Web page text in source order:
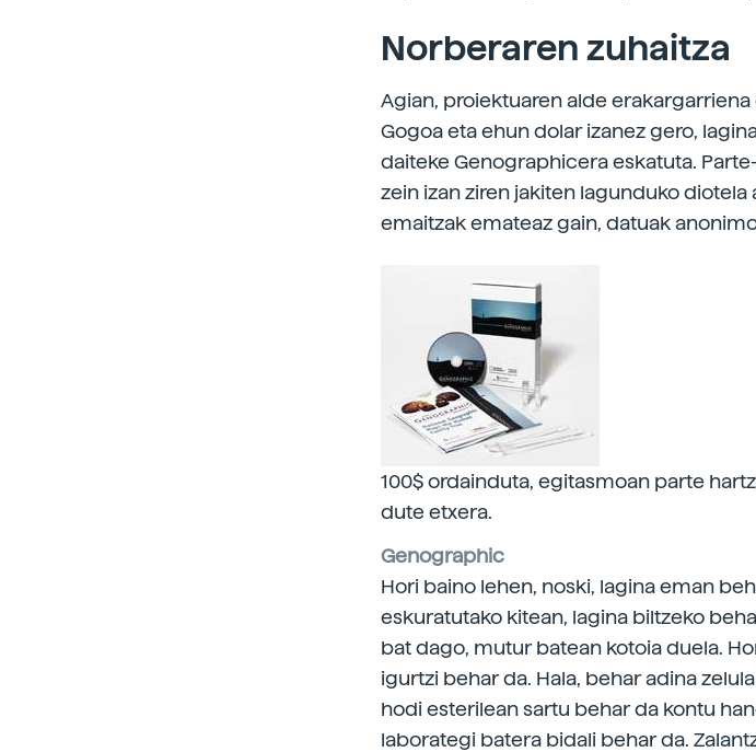
Norberaren zuhaitza
Agian, proiektuaren alde
Gogoa eta ehun dolar izanez gero,
daiteke Genographicera eskatuta.
zein izan ziren jakiten lagunduko
emaitzak emateaz gain, datuak
100$ ordainduta, egitasmoan parte
dute etxera.
Genographic
Hori baino lehen, noski, lagina eman
eskuratutako kitean, lagina biltzeko
bat dago, mutur batean kotoia duela.
igurtzi behar da. Hala, behar adina
hodi esterilean sartu behar da kontu
laborategi batera bidali behar da.